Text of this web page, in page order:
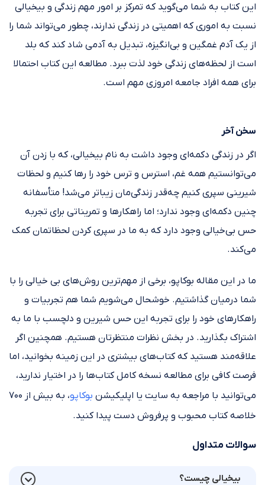
این کتاب به شما می‌گوید که تمرکز بر امور مهم زندگی و بیخیالی
نسبت به اموری که اهمیتی در زندگی ندارند، چطور می‌تواند شما را
از یک آدم غمگین و بی‌انگیزه، تبدیل به آدمی شاد کند که بلد
است از لحظه‌های زندگی خود لذت ببرد. مطالعه این کتاب احتمالا
برای همه افراد جامعه امروزی مهم است.
سخن آخر
اگر در زندگی دکمه‌ای وجود داشت به نام بیخیالی، که با زدن آن
می‌توانستیم همه غم، استرس و ترس خود را رها کنیم و لحظات
شیرینی سپری کنیم چه‌قدر زندگی‌مان زیباتر می‌شد! متأسفانه
چنین دکمه‌ای وجود ندارد؛ اما راهکارها و تمریناتی برای تجربه
حس بی‌خیالی وجود دارد که به ما در سپری کردن لحظاتمان کمک
می‌کند.
ما در این مقاله بوکاپو، برخی از مهم‌ترین روش‌های بی خیالی را با
شما درمیان گذاشتیم. خوشحال می‌شویم شما هم تجربیات و
راهکارهای خود را برای تجربه این حس شیرین و دلچسب با ما به
اشتراک بگذارید. در بخش نظرات منتظرتان هستیم. همچنین اگر
علاقه‌مند هستید که کتاب‌های بیشتری در این زمینه بخوانید، اما
فرصت کافی برای مطالعه نسخه کامل کتاب‌ها را در اختیار ندارید،
می‌توانید با مراجعه به سایت یا اپلیکیشن بوکاپو
، به بیش از ۷۰۰
خلاصه کتاب محبوب و پرفروش دست پیدا کنید.
سوالات متداول
بیخیالی چیست؟